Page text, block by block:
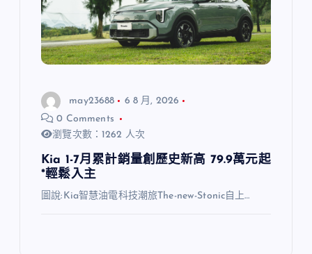
may23688
6 8 月, 2026
0 Comments
瀏覽次數：1262 人次
Kia 1-7月累計銷量創歷史新高 79.9萬元起
*輕鬆入主
圖說:Kia智慧油電科技潮旅The-new-Stonic自上…